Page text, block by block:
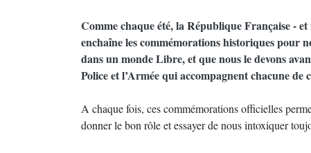
Comme chaque été, la République Française -
enchaîne les commémorations historiques pour
dans un monde Libre, et que nous le devons
Police et l’Armée qui accompagnent chacune de
A chaque fois, ces commémorations officielles
donner le bon rôle et essayer de nous intoxiquer